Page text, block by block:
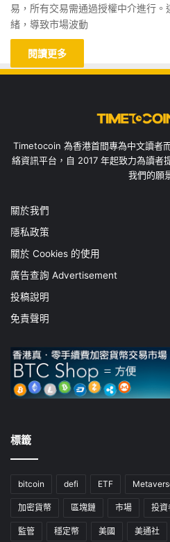
易，所有交易需通過授權中介進行
緒，導致市場波動
閱讀更多
Timetocoin 為香港首間專為中文讀者
絡資訊平台，自 2017 年起致力為讀者
我們的願
關於我們
隱私政策
關於 Cookies 的使用
廣告查詢 Advertisement
投稿說明
免責聲明
標籤
bitcoin defi ETF
加密貨幣 區塊鏈 市場 投資
監管 穩定幣 美國 美通社